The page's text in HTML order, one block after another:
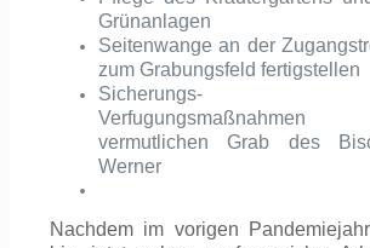
Grünanlagen
Seitenwange an der
zum Grabungsfeld fertigstellen
Sicherungs-
vermutlichen Grab des
Werner
Nachdem im vorigen